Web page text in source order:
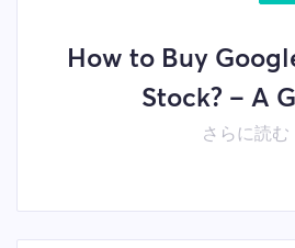
How to Buy
Stock? – A
さらに読む